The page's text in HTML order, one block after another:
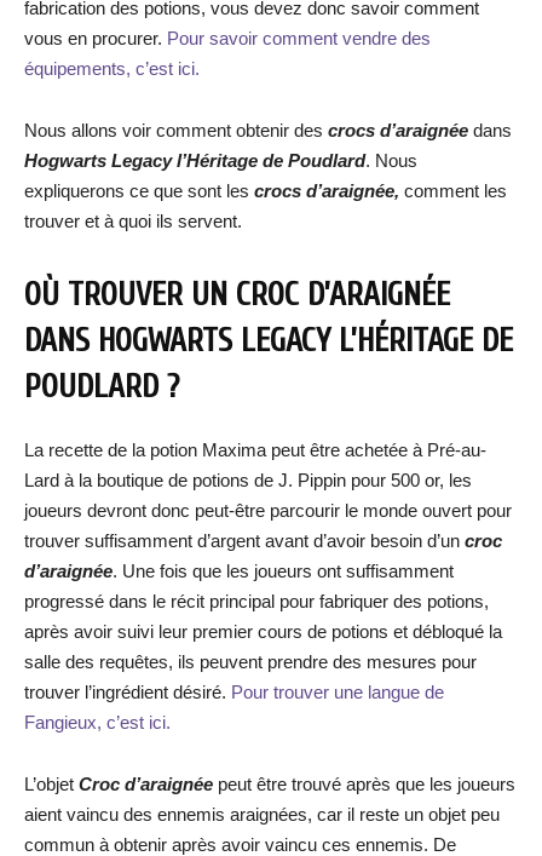
fabrication des potions, vous devez donc savoir comment
vous en procurer. Pour savoir comment vendre des
équipements, c’est ici.
Nous allons voir comment obtenir des crocs d’araignée dans
Hogwarts Legacy l’Héritage de Poudlard. Nous
expliquerons ce que sont les crocs d’araignée, comment les
trouver et à quoi ils servent.
OÙ TROUVER UN CROC D’ARAIGNÉE
DANS HOGWARTS LEGACY L’HÉRITAGE DE
POUDLARD ?
La recette de la potion Maxima peut être achetée à Pré-au-
Lard à la boutique de potions de J. Pippin pour 500 or, les
joueurs devront donc peut-être parcourir le monde ouvert pour
trouver suffisamment d’argent avant d’avoir besoin d’un croc
d’araignée. Une fois que les joueurs ont suffisamment
progressé dans le récit principal pour fabriquer des potions,
après avoir suivi leur premier cours de potions et débloqué la
salle des requêtes, ils peuvent prendre des mesures pour
trouver l’ingrédient désiré. Pour trouver une langue de
Fangieux, c’est ici.
L’objet Croc d’araignée peut être trouvé après que les joueurs
aient vaincu des ennemis araignées, car il reste un objet peu
commun à obtenir après avoir vaincu ces ennemis. De